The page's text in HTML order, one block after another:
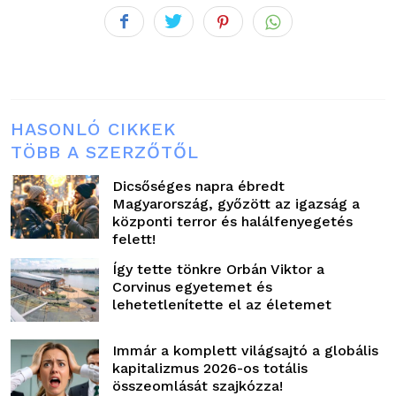
HASONLÓ CIKKEK
TÖBB A SZERZŐTŐL
Dicsőséges napra ébredt
Magyarország, győzött az igazság a
központi terror és halálfenyegetés
felett!
Így tette tönkre Orbán Viktor a
Corvinus egyetemet és
lehetetlenítette el az életemet
Immár a komplett világsajtó a globális
kapitalizmus 2026-os totális
összeomlását szajkózza!